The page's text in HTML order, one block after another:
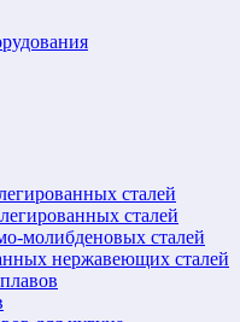
сталей
сталей
молибденовых сталей
нержавеющих сталей